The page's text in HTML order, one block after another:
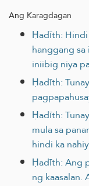
Ang Karagdagan
Ḥadīth:
hanggang
iniibig niya
Ḥadīth:
Ḥadīth:
mula sa
hindi ka
Ḥadīth: Ang
ng kaasalan.